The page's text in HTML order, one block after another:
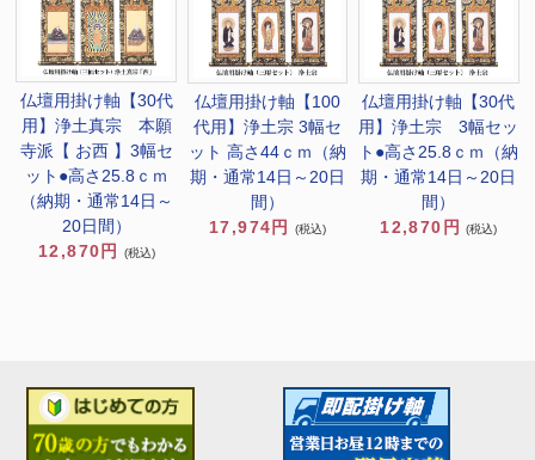
仏壇用掛け軸【30代
用】浄土真宗 本願
寺派【 お西 】3幅セ
ット●高さ25.8ｃｍ
（納期・通常14日～
20日間）
12,870円
(税込)
仏壇用掛け軸【100
代用】浄土宗 3幅セ
ット 高さ44ｃｍ（納
期・通常14日～20日
間）
17,974円
(税込)
仏壇用掛け軸【30代
用】浄土宗 3幅セッ
ト●高さ25.8ｃｍ（納
期・通常14日～20日
間）
12,870円
(税込)